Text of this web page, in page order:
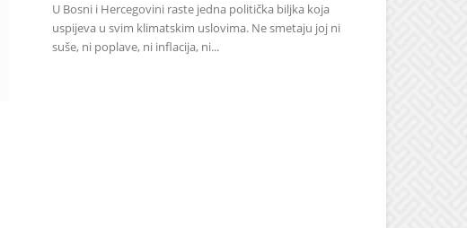
U Bosni i Hercegovini raste jedna politička biljka koja
uspijeva u svim klimatskim uslovima. Ne smetaju joj ni
suše, ni poplave, ni inflacija, ni...